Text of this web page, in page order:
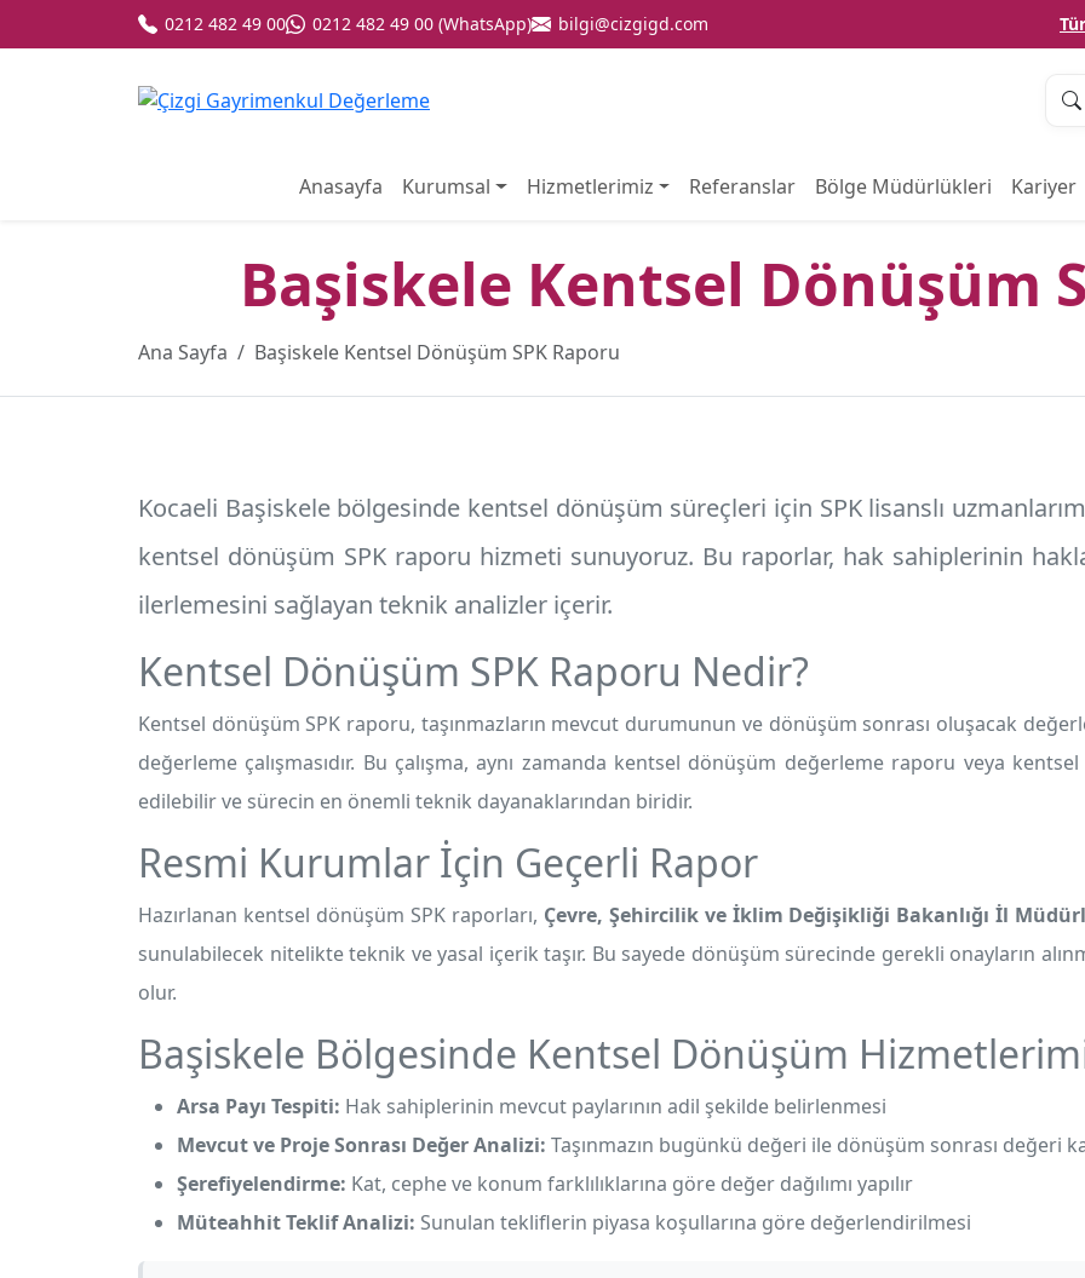
0212 482 49 00 0212 482 49 00 (WhatsApp) bilgi@cizgigd.com
Anasayfa Kurumsal Hizmetlerimiz Referanslar Bölge Müdürlükleri Kariyer
Başiskele Kentsel Dönüşüm
Ana Sayfa Başiskele Kentsel Dönüşüm SPK Raporu
Kocaeli Başiskelebölgesinde kentsel dönüşüm süreçleri için SPK lisanslı
kentsel dönüşüm SPK raporu hizmeti sunuyoruz. Bu raporlar, hak sahiplerinin
ilerlemesini sağlayan teknik analizler içerir.
Kentsel Dönüşüm SPK Raporu Nedir?
Kentsel dönüşüm SPK raporu, taşınmazların mevcut durumunun ve dönüşüm sonrası oluşacak
değerleme çalışmasıdır. Bu çalışma, aynı zamanda kentsel dönüşüm değerleme raporu veya
edilebilir ve sürecin en önemli teknik dayanaklarından biridir.
Resmi Kurumlar İçin Geçerli Rapor
Hazırlanan kentsel dönüşüm SPK raporları, Çevre, Şehircilik ve İklim Değişikliği Bakanlığı İl
sunulabilecek nitelikte teknik ve yasal içerik taşır. Bu sayede dönüşüm sürecinde gerekli onayların
olur.
Başiskele Bölgesinde Kentsel Dönüşüm
Arsa Payı Tespiti: Hak sahiplerinin mevcut paylarının adil şekilde belirlenmesi
Mevcut ve Proje Sonrası Değer Analizi: Taşınmazın bugünkü değeri ile dönüşüm sonrası değeri
Şerefiyelendirme: Kat, cephe ve konum farklılıklarına göre değer dağılımı yapılır
Müteahhit Teklif Analizi: Sunulan tekliflerin piyasa koşullarına göre değerlendirilmesi